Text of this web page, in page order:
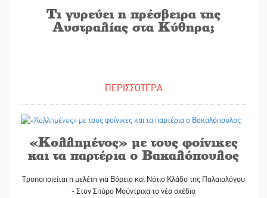
Τι γυρεύει η πρέσβειρα της
Αυστραλίας στα Κύθηρα;
ΠΕΡΙΣΣΟΤΕΡΑ
«Κολλημένος» με τους φοίνικες
και τα παρτέρια ο Βακαλόπουλος
Τροποποιείται η μελέτη για Βόρειο και Νότιο Κλάδο της Παλαιολόγου
- Στον Σπύρο Μούντριχα το νέο σχέδιο